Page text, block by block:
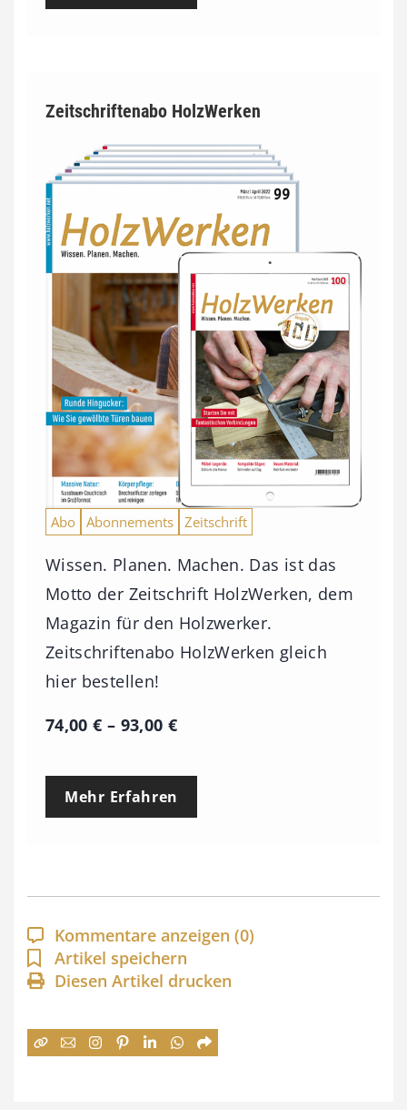
Zeitschriftenabo HolzWerken
Abo Abonnements Zeitschrift
Wissen. Planen. Machen. Das ist das
Motto der Zeitschrift HolzWerken, dem
Magazin für den Holzwerker.
Zeitschriftenabo HolzWerken gleich
hier bestellen!
74,00€ – 93,00 €P
e
p
a
n
n
:
Mehr Erfahren
Kommentare anzeigen (0)
Artikel speichern
Diesen Artikel drucken